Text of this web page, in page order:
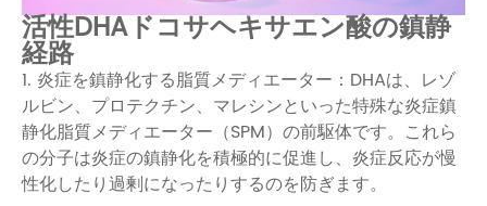
活性DHAドコサヘキサエン酸の鎮静
経路
1. 炎症を鎮静化する脂質メディエーター：DHAは、レゾ
ルビン、プロテクチン、マレシンといった特殊な炎症鎮
静化脂質メディエーター（SPM）の前駆体です。これら
の分子は炎症の鎮静化を積極的に促進し、炎症反応が慢
性化したり過剰になったりするのを防ぎます。